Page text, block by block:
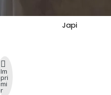
Japi
Im
pri
mi
r